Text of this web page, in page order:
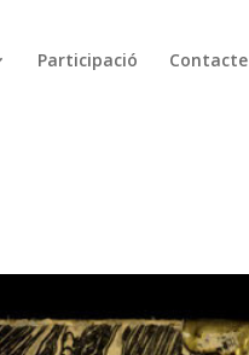
Participació Contacte